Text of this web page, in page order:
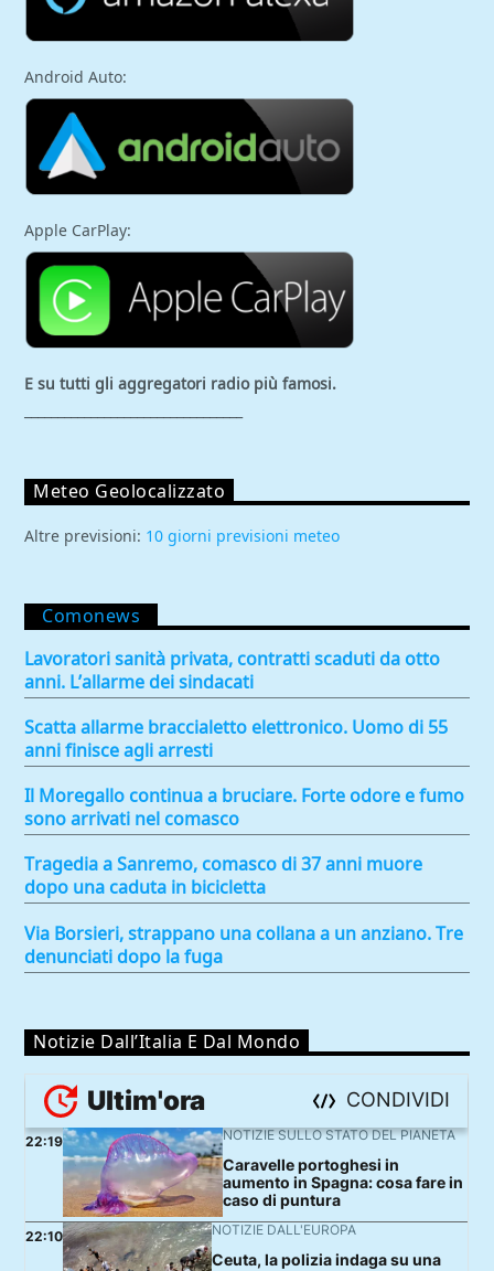
Android Auto:
Apple CarPlay:
E su tutti gli aggregatori radio più famosi.
Meteo Geolocalizzato
Altre previsioni: 10 giorni previsioni meteo
Comonews
Lavoratori sanità privata, contratti scaduti da otto
anni. L’allarme dei sindacati
Scatta allarme braccialetto elettronico. Uomo di 55
anni finisce agli arresti
Il Moregallo continua a bruciare. Forte odore e fumo
sono arrivati nel comasco
Tragedia a Sanremo, comasco di 37 anni muore
dopo una caduta in bicicletta
Via Borsieri, strappano una collana a un anziano. Tre
denunciati dopo la fuga
Notizie Dall’Italia E Dal Mondo